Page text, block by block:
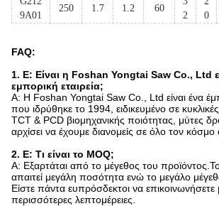
9A01
250 1.7 1.2 60
2
0
FAQ:
1. Ε: Είναι η Foshan Yongtai Saw Co., Ltd
εμπορική εταιρεία;
Α: Η Foshan Yongtai Saw Co., Ltd είναι ένα
που ιδρύθηκε το 1994, ειδικευμένο σε
TCT & PCD βιομηχανικής ποιότητας, μύτες
αρχίσει να έχουμε διανομείς σε όλο τον κόσμο
2. Ε: Τι είναι το MOQ;
Α: Εξαρτάται από το μέγεθος του
απαιτεί μεγάλη ποσότητα ενώ το μεγάλο
Είστε πάντα ευπρόσδεκτοι να επικοινωνήσετε
περισσότερες λεπτομέρειες.